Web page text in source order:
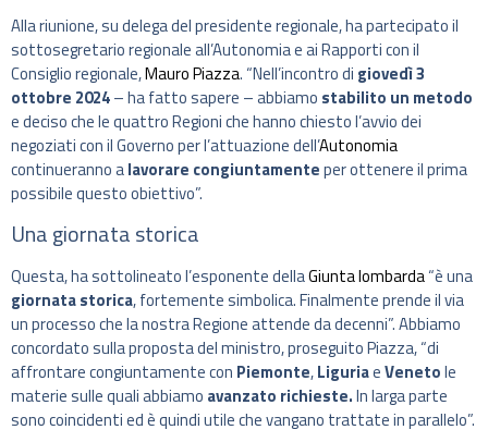
Alla riunione, su delega del presidente regionale, ha partecipato il
sottosegretario regionale all’Autonomia e ai Rapporti con il
Consiglio regionale,Mauro Piazza. “Nell’incontro di giovedì 3
ottobre 2024– ha fatto sapere – abbiamo stabilito un metodo
e deciso che le quattro Regioni che hanno chiesto l’avvio dei
negoziati con il Governo per l’attuazione dell’Autonomia
continueranno alavorare congiuntamenteper ottenere il prima
possibile questo obiettivo”.
Una giornata storica
Questa, ha sottolineato l’esponente dellaGiunta lombarda“è una
giornata storica, fortemente simbolica. Finalmente prende il via
un processo che la nostra Regione attende da decenni”. Abbiamo
concordato sulla proposta del ministro, proseguito Piazza, “di
affrontare congiuntamente con Piemonte,LiguriaeVenetole
materie sulle quali abbiamo avanzato richieste.In larga parte
sono coincidenti ed è quindi utile che vangano trattate in parallelo”.